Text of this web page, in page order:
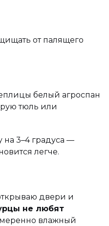
от палящего
белый агроспан
тюль или
на 3–4 градуса —
легче.
двери и
не любят
влажный